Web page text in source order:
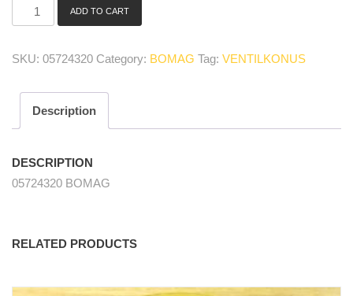
05724320
cone
ADD TO CART
SKU: 05724320 Category: BOMAG Tag: VENTILKONUS
Description
DESCRIPTION
05724320 BOMAG
RELATED PRODUCTS